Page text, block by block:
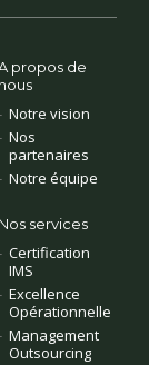
propos de
nous
Notre vision
Nos
partenaires
Notre équipe
Nos services
Certification
IMS
Excellence
Opérationnelle
Management
Outsourcing